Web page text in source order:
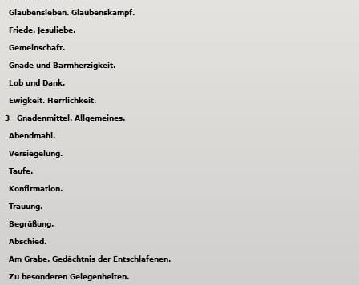
Glaubensleben. Glaubenskampf.
Friede. Jesuliebe.
Gemeinschaft.
Gnade und Barmherzigkeit.
Lob und Dank.
Ewigkeit. Herrlichkeit.
3 Gnadenmittel. Allgemeines.
Abendmahl.
Versiegelung.
Taufe.
Konfirmation.
Trauung.
Begrüßung.
Abschied.
Am Grabe. Gedächtnis der Entschlafenen.
Zu besonderen Gelegenheiten.